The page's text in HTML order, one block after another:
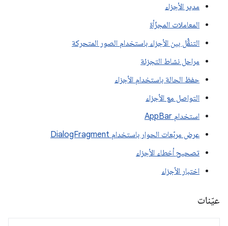
مدير الأجزاء
المعاملات المجزّأة
التنقُّل بين الأجزاء باستخدام الصور المتحركة
مراحل نشاط التجزئة
حفظ الحالة باستخدام الأجزاء
التواصل مع الأجزاء
استخدام AppBar
عرض مربّعات الحوار باستخدام DialogFragment
تصحيح أخطاء الأجزاء
اختبار الأجزاء
عيّنات